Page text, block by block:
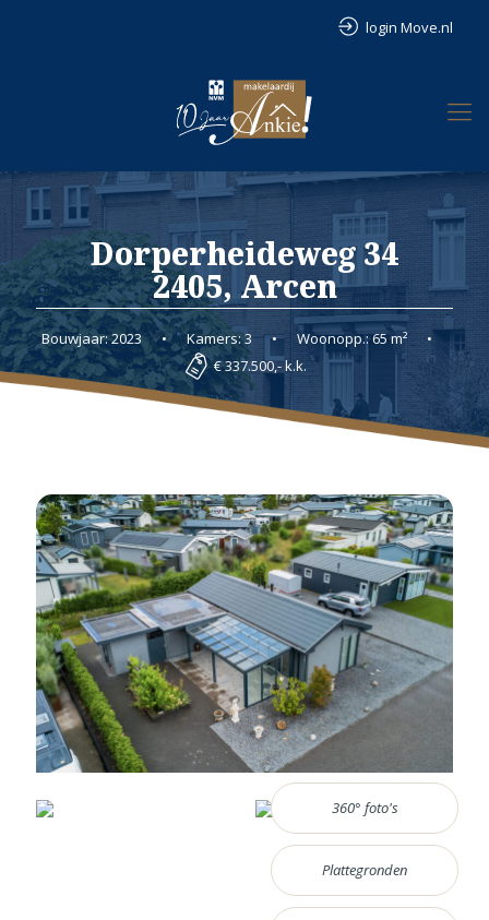
login Move.nl
Dorperheideweg 34
2405, Arcen
Bouwjaar: 2023 • Kamers: 3 • Woonopp.: 65 m²
•
€ 337.500,- k.k.
360° foto's
Plattegronden